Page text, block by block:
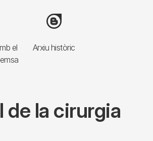
el
Arxiu històric
Image
de la cirurgia